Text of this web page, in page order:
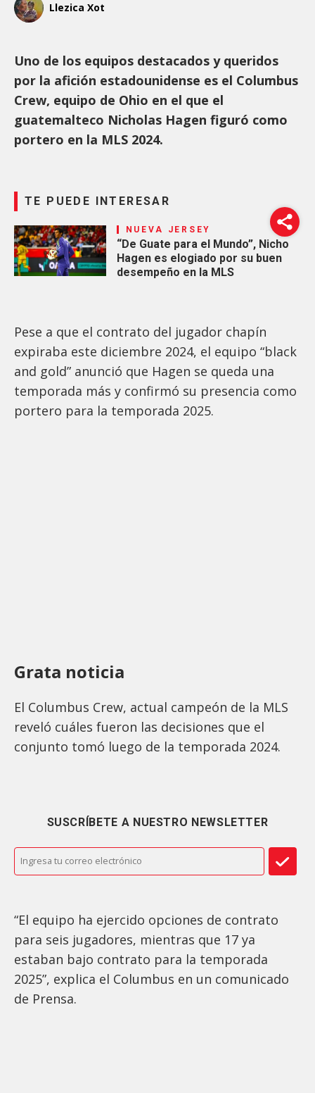
Llezica Xot
Uno de los equipos destacados y queridos
por la afición estadounidense es el Columbus
Crew, equipo de Ohio en el que el
guatemalteco Nicholas Hagen figuró como
portero en la MLS 2024.
TE PUEDE INTERESAR
NUEVA JERSEY
“De Guate para el Mundo”, Nicho
Hagen es elogiado por su buen
desempeño en la MLS
Pese a que el contrato del jugador chapín
expiraba este diciembre 2024, el equipo “black
and gold” anunció que Hagen se queda una
temporada más y confirmó su presencia como
portero para la temporada 2025.
Grata noticia
El Columbus Crew, actual campeón de la MLS
reveló cuáles fueron las decisiones que el
conjunto tomó luego de la temporada 2024.
SUSCRÍBETE A NUESTRO NEWSLETTER
“El equipo ha ejercido opciones de contrato
para seis jugadores, mientras que 17 ya
estaban bajo contrato para la temporada
2025”, explica el Columbus en un comunicado
de Prensa.